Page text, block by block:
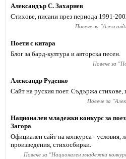
Александър С. Захариев
Стихове, писани през периода 1991-
Повече за "
Поети с китара
Блог за бард-култура и авторска песен.
Повече за "
Александр Руденко
Сайт на руския поет. Съдържа стихове,
Повече за "
Национален младежки конкурс за
Загора
Официален сайт на конкурса - условия,
произведения, стихосбирки.
Повече за "Национален младежки